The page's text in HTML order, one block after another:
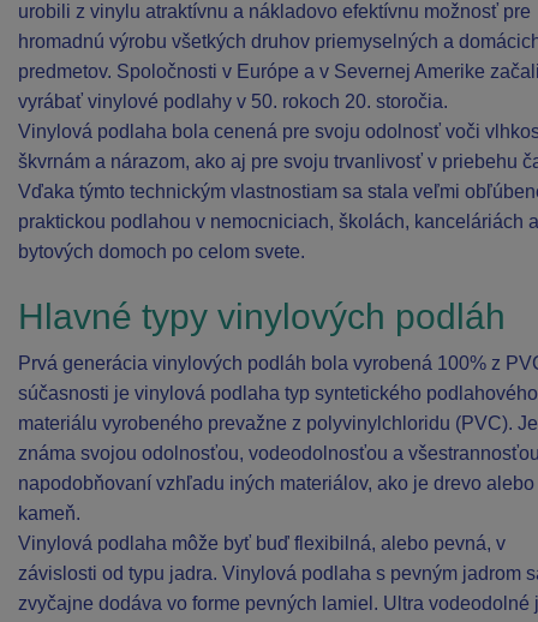
urobili z vinylu atraktívnu a nákladovo efektívnu možnosť pre
hromadnú výrobu všetkých druhov priemyselných a
predmetov. Spoločnosti v Európe a v Severnej Amerike
vyrábať vinylové podlahy v 50. rokoch 20. storočia.
Vinylová podlaha bola cenená pre svoju odolnosť voči
škvrnám a nárazom, ako aj pre svoju trvanlivosť v priebehu
Vďaka týmto technickým vlastnostiam sa stala veľmi
praktickou podlahou v nemocniciach, školách, kanceláriách a
bytových domoch po celom svete.
Hlavné typy vinylových podláh
Prvá generácia vinylových podláh bola vyrobená 100% z
súčasnosti je vinylová podlaha typ syntetického podlahového
materiálu vyrobeného prevažne z polyvinylchloridu (PVC). Je
známa svojou odolnosťou, vodeodolnosťou a
napodobňovaní vzhľadu iných materiálov, ako je drevo alebo
kameň.
Vinylová podlaha môže byť buď flexibilná, alebo pevná, v
závislosti od typu jadra. Vinylová podlaha s pevným jadrom
zvyčajne dodáva vo forme pevných lamiel. Ultra vodeodolné